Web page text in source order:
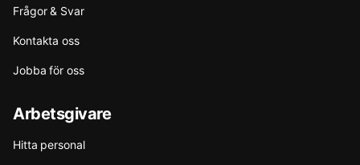
Frågor & Svar
Kontakta oss
Jobba för oss
Arbetsgivare
Hitta personal